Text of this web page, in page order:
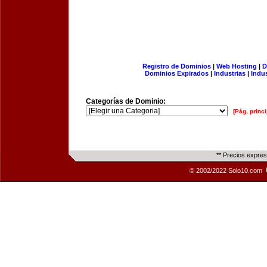
Registro de Dominios| Web Hosting |
Dominios Expirados | Industrias |
Categorías de Dominio:
[Pág.
** Precios
© 2002/2022 Solo10.com